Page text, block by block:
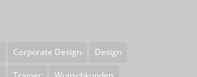
Corporate Design
Design